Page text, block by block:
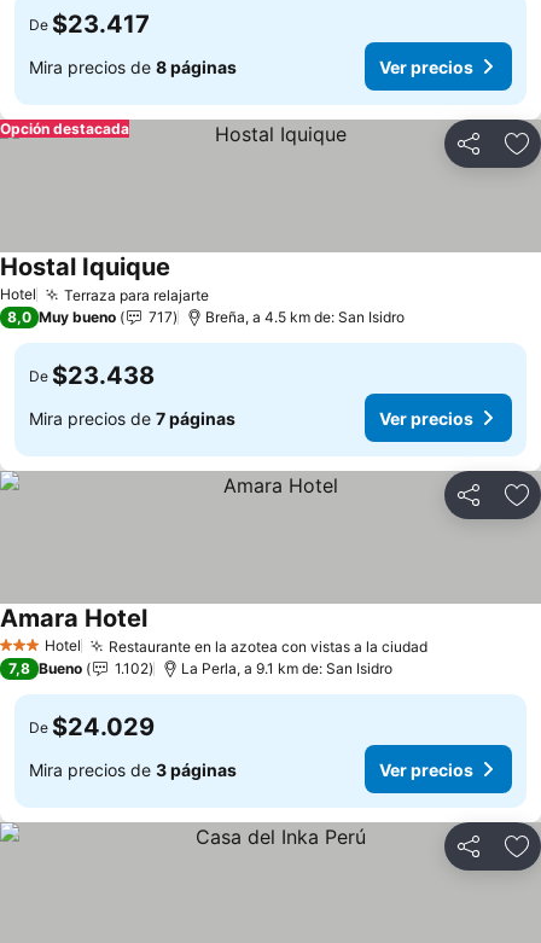
De $23.417
Mira precios de 8 páginas Ver precios
Compartir
Opción destacada
Hotel Terraza para relajarte
Hostal Iquique
8,0 Muy bueno 717 Breña, a 4.5 km de: San Isidro
De $23.438
Mira precios de 7 páginas Ver precios
Compartir
3 Estrellas
Hotel Restaurante en la azotea con vistas a la ciudad
Amara Hotel
7,8 Bueno 1.102 La Perla, a 9.1 km de: San Isidro
De $24.029
Mira precios de 3 páginas Ver precios
Compartir